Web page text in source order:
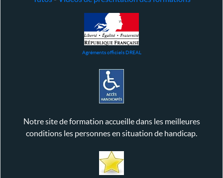
Agréments officiels DREAL
Notre site de formation accueille dans les meilleures
conditions les personnes en situation de handicap.